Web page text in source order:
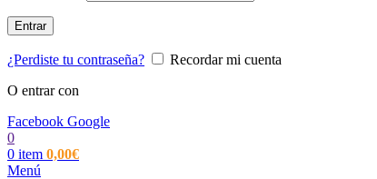
Entrar
¿Perdiste tu contraseña?
Recordar mi cuenta
O entrar con
Facebook Google
0
0 item 0,00€
Menú